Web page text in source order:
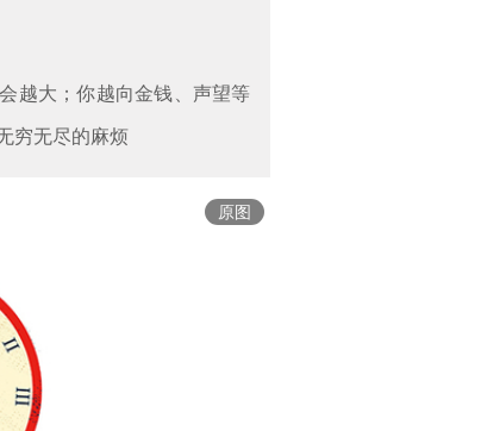
越大；你越向金钱、声望等
穷无尽的麻烦
原图